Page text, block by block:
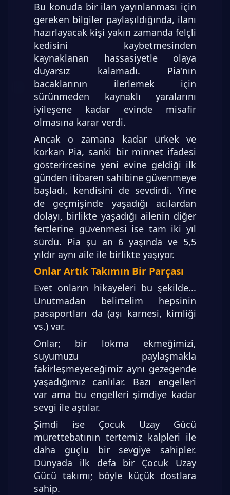
Bu konuda bir ilan yayınlanması için
gereken bilgiler paylaşıldığında, ilanı
hazırlayacak kişi yakın zamanda felçli
kedisini kaybetmesinden
kaynaklanan hassasiyetle olaya
duyarsız kalamadı. Pia'nın
bacaklarının ilerlemek için
sürünmeden kaynaklı yaralarını
iyileşene kadar evinde misafir
olmasına karar verdi.
Ancak o zamana kadar ürkek ve
korkan Pia, sanki bir minnet ifadesi
gösterircesine yeni evine geldiği ilk
günden itibaren sahibine güvenmeye
başladı, kendisini de sevdirdi. Yine
de geçmişinde yaşadığı acılardan
dolayı, birlikte yaşadığı ailenin diğer
fertlerine güvenmesi ise tam iki yıl
sürdü. Pia şu an 6 yaşında ve 5,5
yıldır aynı aile ile birlikte yaşıyor.
Onlar Artık Takımın Bir Parçası
Evet onların hikayeleri bu şekilde...
Unutmadan belirtelim hepsinin
pasaportları da (aşı karnesi, kimliği
vs.) var.
Onlar; bir lokma ekmeğimizi,
suyumuzu paylaşmakla
fakirleşmeyeceğimiz aynı gezegende
yaşadığımız canlılar. Bazı engelleri
var ama bu engelleri şimdiye kadar
sevgi ile aştılar.
Şimdi ise Çocuk Uzay Gücü
mürettebatının tertemiz kalpleri ile
daha güçlü bir sevgiye sahipler.
Dünyada ilk defa bir Çocuk Uzay
Gücü takımı; böyle küçük dostlara
sahip.